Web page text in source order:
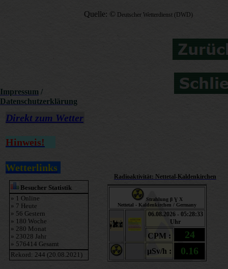
Quelle: © Deutscher Wetterdienst (DWD)
Impressum /
Datenschutzerklärung
Direkt zum Wetter
Hinweis!
Wetterlinks
Radioaktivität: Nettetal-Kaldenkirchen